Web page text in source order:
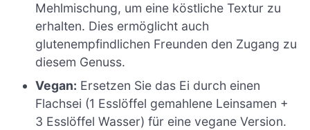
Mehlmischung, um eine köstliche Textur zu
erhalten. Dies ermöglicht auch
glutenempfindlichen Freunden den Zugang zu
diesem Genuss.
Vegan: Ersetzen Sie das Ei durch einen
Flachsei (1 Esslöffel gemahlene Leinsamen +
3 Esslöffel Wasser) für eine vegane Version.